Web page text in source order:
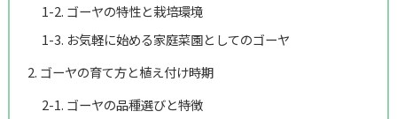
1-2. ゴーヤの特性と栽培環境
1-3. お気軽に始める家庭菜園としてのゴーヤ
2. ゴーヤの育て方と植え付け時期
2-1. ゴーヤの品種選びと特徴